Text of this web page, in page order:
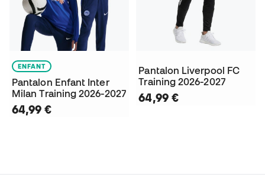
ENFANT
Pantalon Enfant Inter
Milan Training 2026-2027
64,99 €
Pantalon Liverpool FC
Training 2026-2027
64,99 €